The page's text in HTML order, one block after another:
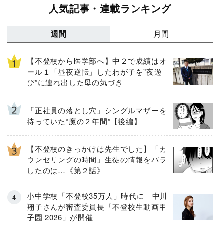
人気記事・連載ランキング
週間 月間
【不登校から医学部へ】中２で成績はオ
ール１「昼夜逆転」したわが子を”夜遊
び”に連れ出した母の気づき
「正社員の落とし穴」シングルマザーを
待っていた“魔の２年間”【後編】
【不登校のきっかけは先生でした】「カ
ウンセリングの時間」生徒の情報をバラ
したのは…《第２話》
小中学校「不登校35万人」時代に 中川
翔子さんが審査委員長「不登校生動画甲
子園 2026」が開催